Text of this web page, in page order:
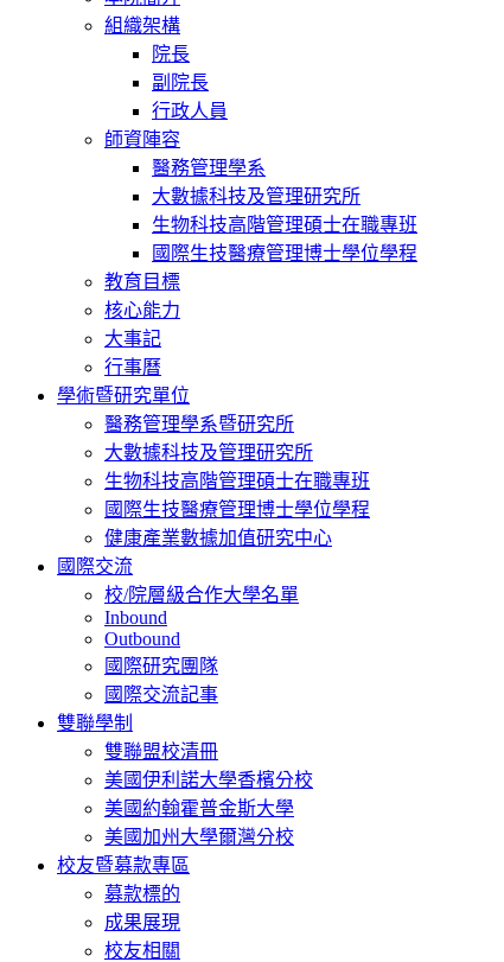
組織架構
院長
副院長
行政人員
師資陣容
醫務管理學系
大數據科技及管理研究所
生物科技高階管理碩士在職專班
國際生技醫療管理博士學位學程
教育目標
核心能力
大事記
行事曆
學術暨研究單位
醫務管理學系暨研究所
大數據科技及管理研究所
生物科技高階管理碩士在職專班
國際生技醫療管理博士學位學程
健康產業數據加值研究中心
國際交流
校/院層級合作大學名單
Inbound
Outbound
國際研究團隊
國際交流記事
雙聯學制
雙聯盟校清冊
美國伊利諾大學香檳分校
美國約翰霍普金斯大學
美國加州大學爾灣分校
校友暨募款專區
募款標的
成果展現
校友相關